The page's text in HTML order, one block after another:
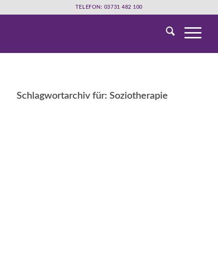
TELEFON: 03731 482 100
Schlagwortarchiv für: Soziotherapie